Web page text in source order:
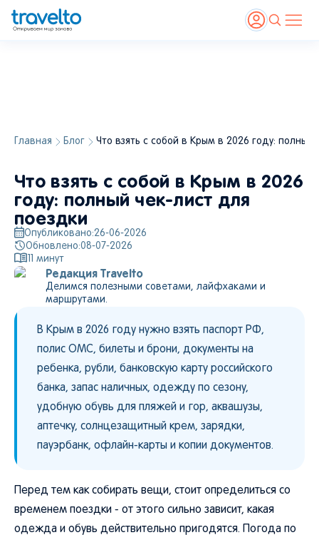
Главная Блог Что взять с собой в Крым в 2026 году: полный
Что взять с собой в Крым в 2026
году: полный чек-лист для
поездки
Опубликовано:26-06-2026
Обновлено:08-07-2026
11 минут
Редакция Travelto
Делимся полезными советами, лайфхаками и
маршрутами.
В Крым в 2026 году нужно взять паспорт РФ,
полис ОМС, билеты и брони, документы на
ребенка, рубли, банковскую карту российского
банка, запас наличных, одежду по сезону,
удобную обувь для пляжей и гор, аквашузы,
аптечку, солнцезащитный крем, зарядки,
пауэрбанк, офлайн-карты и копии документов.
Перед тем как собирать вещи, стоит определиться со
временем поездки - от этого сильно зависит, какая
одежда и обувь действительно пригодятся. Погода по